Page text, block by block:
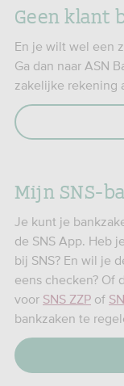
Geen klant
En je wilt wel een
Ga dan naar ASN
zakelijke rekening
Mijn SNS-
Je kunt je
de SNS App. Heb
bij SNS? En wil je
eens checken? Of
voor SNS ZZP of
bankzaken te